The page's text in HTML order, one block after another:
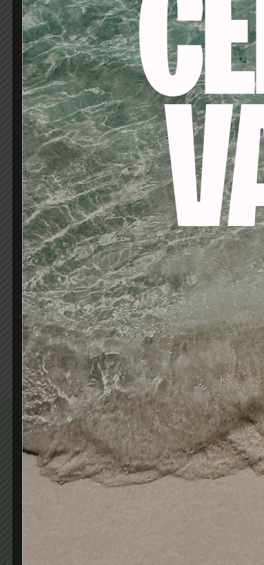
-25%
CAPAS DE CORTE
DESECHABLES EN BLOQUE
AMARILLO 50 unidades
8,95€6,70€
Añadir al carrito
En COMERCIAL
venta de productos de